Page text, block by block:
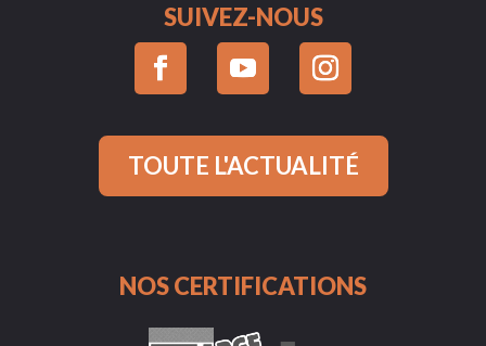
SUIVEZ-NOUS
TOUTE L'ACTUALITÉ
NOS CERTIFICATIONS